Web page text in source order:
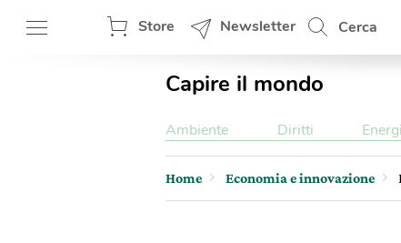
Store Newsletter Cerca
Capire il mondo
Ambiente Diritti
Home Economia e innovazione